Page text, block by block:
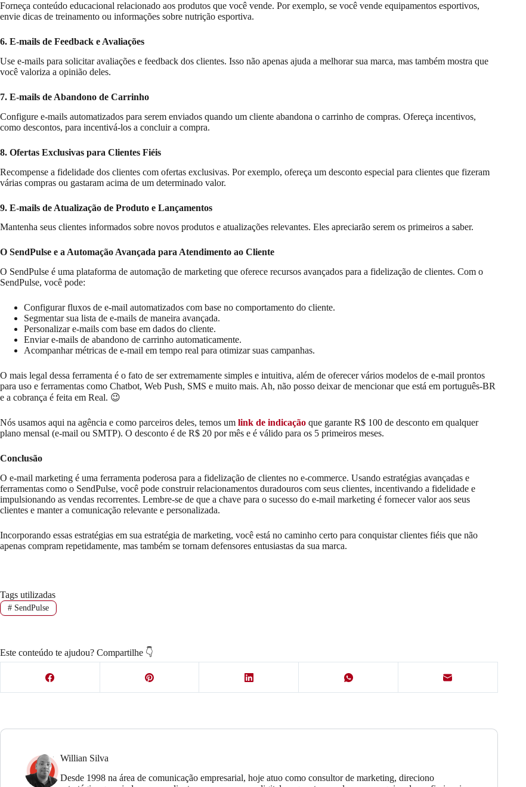
Forneça conteúdo educacional relacionado aos produtos que você vende. Por exemplo, se você vende equipamentos esportivos,
envie dicas de treinamento ou informações sobre nutrição esportiva.
6. E-mails de Feedback e Avaliações
Use e-mails para solicitar avaliações e feedback dos clientes. Isso não apenas ajuda a melhorar sua marca, mas também mostra que
você valoriza a opinião deles.
7. E-mails de Abandono de Carrinho
Configure e-mails automatizados para serem enviados quando um cliente abandona o carrinho de compras. Ofereça incentivos,
como descontos, para incentivá-los a concluir a compra.
8. Ofertas Exclusivas para Clientes Fiéis
Recompense a fidelidade dos clientes com ofertas exclusivas. Por exemplo, ofereça um desconto especial para clientes que fizeram
várias compras ou gastaram acima de um determinado valor.
9. E-mails de Atualização de Produto e Lançamentos
Mantenha seus clientes informados sobre novos produtos e atualizações relevantes. Eles apreciarão serem os primeiros a saber.
O SendPulse e a Automação Avançada para Atendimento ao Cliente
O SendPulse é uma plataforma de automação de marketing que oferece recursos avançados para a fidelização de clientes. Com o
SendPulse, você pode:
Configurar fluxos de e-mail automatizados com base no comportamento do cliente.
Segmentar sua lista de e-mails de maneira avançada.
Personalizar e-mails com base em dados do cliente.
Enviar e-mails de abandono de carrinho automaticamente.
Acompanhar métricas de e-mail em tempo real para otimizar suas campanhas.
O mais legal dessa ferramenta é o fato de ser extremamente simples e intuitiva, além de oferecer vários modelos de e-mail prontos
para uso e ferramentas como Chatbot, Web Push, SMS e muito mais. Ah, não posso deixar de mencionar que está em português-BR
e a cobrança é feita em Real. 😉
Nós usamos aqui na agência e como parceiros deles, temos um link de indicação que garante R$ 100 de desconto em qualquer
plano mensal (e-mail ou SMTP). O desconto é de R$ 20 por mês e é válido para os 5 primeiros meses.
Conclusão
O e-mail marketing é uma ferramenta poderosa para a fidelização de clientes no e-commerce. Usando estratégias avançadas e
ferramentas como o SendPulse, você pode construir relacionamentos duradouros com seus clientes, incentivando a fidelidade e
impulsionando as vendas recorrentes. Lembre-se de que a chave para o sucesso do e-mail marketing é fornecer valor aos seus
clientes e manter a comunicação relevante e personalizada.
Incorporando essas estratégias em sua estratégia de marketing, você está no caminho certo para conquistar clientes fiéis que não
apenas compram repetidamente, mas também se tornam defensores entusiastas da sua marca.
Tags utilizadas
#SendPulse
Este conteúdo te ajudou? Compartilhe 👇
Willian Silva
Desde 1998 na área de comunicação empresarial, hoje atuo como consultor de marketing, direciono